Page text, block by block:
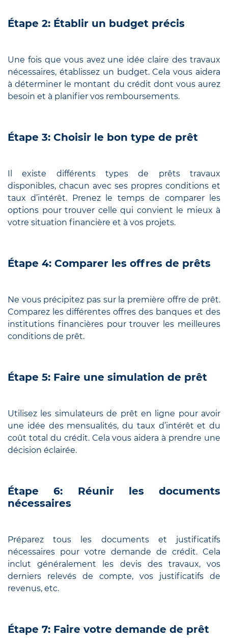
Étape 2: Établir un budget précis
Une fois que vous avez une idée claire des travaux
nécessaires, établissez un budget. Cela vous aidera
à déterminer le montant du crédit dont vous aurez
besoin et à planifier vos remboursements.
Étape 3: Choisir le bon type de prêt
Il existe différents types de prêts travaux
disponibles, chacun avec ses propres conditions et
taux d’intérêt. Prenez le temps de comparer les
options pour trouver celle qui convient le mieux à
votre situation financière et à vos projets.
Étape 4: Comparer les offres de prêts
Ne vous précipitez pas sur la première offre de prêt.
Comparez les différentes offres des banques et des
institutions financières pour trouver les meilleures
conditions de prêt.
Étape 5: Faire une simulation de prêt
Utilisez les simulateurs de prêt en ligne pour avoir
une idée des mensualités, du taux d’intérêt et du
coût total du crédit. Cela vous aidera à prendre une
décision éclairée.
Étape 6: Réunir les documents
nécessaires
Préparez tous les documents et justificatifs
nécessaires pour votre demande de crédit. Cela
inclut généralement les devis des travaux, vos
derniers relevés de compte, vos justificatifs de
revenus, etc.
Étape 7: Faire votre demande de prêt